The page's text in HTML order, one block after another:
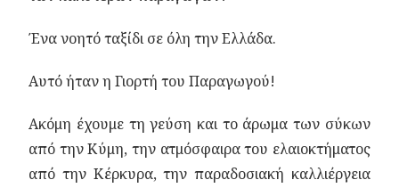
Ένα νοητό ταξίδι σε όλη την Ελλάδα.
Αυτό ήταν η Γιορτή του Παραγωγού!
Ακόμη έχουμε τη γεύση και το άρωμα των σύκων
από την Κύμη, την ατμόσφαιρα του ελαιοκτήματος
από την Κέρκυρα, την παραδοσιακή καλλιέργεια